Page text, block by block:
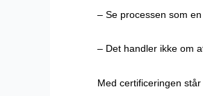
– Se processen som
– Det handler ikke om
Med certificeringen